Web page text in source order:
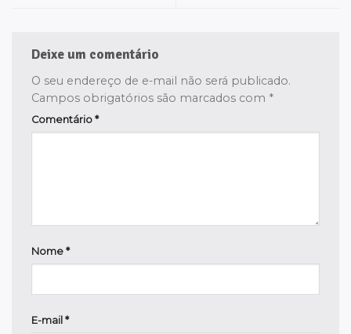
Deixe um comentário
O seu endereço de e-mail não será publicado.
Campos obrigatórios são marcados com *
Comentário *
Nome *
E-mail *